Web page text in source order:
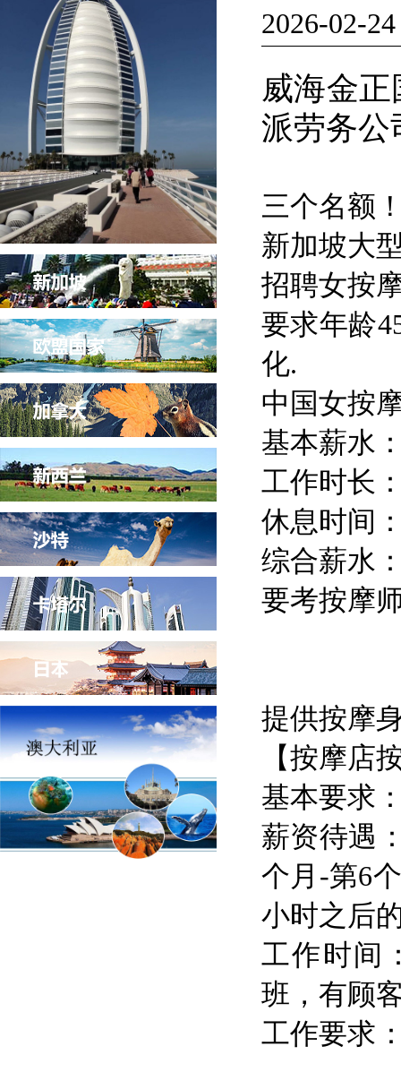
2026-02-24
威海金
派劳务
三个名额
新加坡大
招聘女按
要求年龄
化.
中国女按
基本薪水
工作时长
休息时间
综合薪水
要考按摩
提供按摩
【按摩店
基本要求
薪资待遇
个月-第6
小时之后
工作时间
班，有顾
工作要求